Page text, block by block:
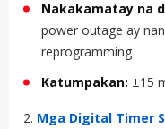
Nakakamatay na
power outage ay
reprogramming
Katumpakan: ±15
2. Mga Digital Timer